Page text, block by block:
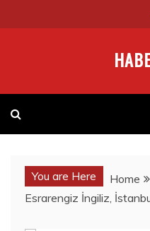
to
You are Here Home
Esrarengiz İngiliz,